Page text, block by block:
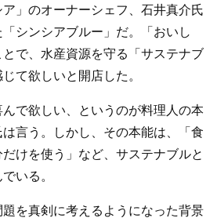
」のオーナーシェフ、石井真介氏
シンシアブルー」だ。「おいし
とで、水産資源を守る「サステナブ
て欲しいと開店した。
で欲しい、というのが料理人の本
言う。しかし、その本能は、「食
けを使う」など、サステナブルと
いる。
を真剣に考えるようになった背景